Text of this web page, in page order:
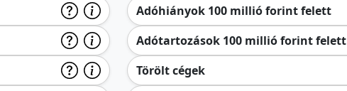
Adóhiányok 100 millió forint felett
Adótartozások 100 millió forint felett
Törölt cégek